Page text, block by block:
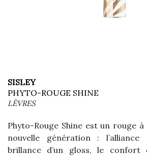
PHYTO-ROUGE SHINE
SISLEY
LÈVRES
Phyto-Rouge Shine est un rouge
nouvelle génération :
brillance d’un gloss, le confort